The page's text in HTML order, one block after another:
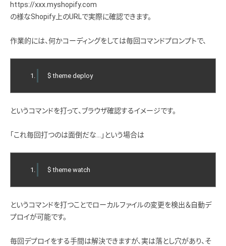
https://xxx.myshopify.com
の様なShopify上のURLで実際に確認できます。
作業的には、何かコーディングをしては毎回コマンドプロンプトで、
$ theme deploy
というコマンドを打って、ブラウザ確認するイメージです。
「これ毎回打つのは面倒だな…」という場合は
$ theme watch
というコマンドを打つことでローカルファイルの変更を検出＆自動デ
プロイが可能です。
毎回デプロイをする手間は解決できますが、実は落とし穴があり、そ